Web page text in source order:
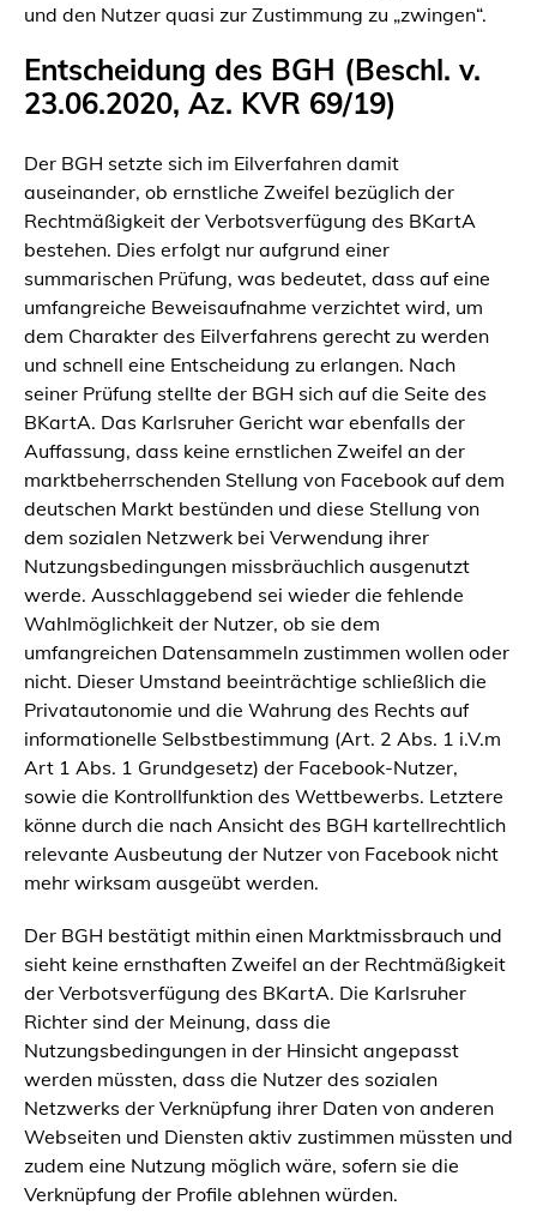
und den Nutzer quasi zur Zustimmung zu „zwingen“.
Entscheidung des BGH (Beschl. v.
23.06.2020, Az. KVR 69/19)
Der BGH setzte sich im Eilverfahren damit
auseinander, ob ernstliche Zweifel bezüglich der
Rechtmäßigkeit der Verbotsverfügung des BKartA
bestehen. Dies erfolgt nur aufgrund einer
summarischen Prüfung, was bedeutet, dass auf eine
umfangreiche Beweisaufnahme verzichtet wird, um
dem Charakter des Eilverfahrens gerecht zu werden
und schnell eine Entscheidung zu erlangen. Nach
seiner Prüfung stellte der BGH sich auf die Seite des
BKartA. Das Karlsruher Gericht war ebenfalls der
Auffassung, dass keine ernstlichen Zweifel an der
marktbeherrschenden Stellung von Facebook auf dem
deutschen Markt bestünden und diese Stellung von
dem sozialen Netzwerk bei Verwendung ihrer
Nutzungsbedingungen missbräuchlich ausgenutzt
werde. Ausschlaggebend sei wieder die fehlende
Wahlmöglichkeit der Nutzer, ob sie dem
umfangreichen Datensammeln zustimmen wollen oder
nicht. Dieser Umstand beeinträchtige schließlich die
Privatautonomie und die Wahrung des Rechts auf
informationelle Selbstbestimmung (Art. 2 Abs. 1 i.V.m
Art 1 Abs. 1 Grundgesetz) der Facebook-Nutzer,
sowie die Kontrollfunktion des Wettbewerbs. Letztere
könne durch die nach Ansicht des BGH kartellrechtlich
relevante Ausbeutung der Nutzer von Facebook nicht
mehr wirksam ausgeübt werden.
Der BGH bestätigt mithin einen Marktmissbrauch und
sieht keine ernsthaften Zweifel an der Rechtmäßigkeit
der Verbotsverfügung des BKartA. Die Karlsruher
Richter sind der Meinung, dass die
Nutzungsbedingungen in der Hinsicht angepasst
werden müssten, dass die Nutzer des sozialen
Netzwerks der Verknüpfung ihrer Daten von anderen
Webseiten und Diensten aktiv zustimmen müssten und
zudem eine Nutzung möglich wäre, sofern sie die
Verknüpfung der Profile ablehnen würden.